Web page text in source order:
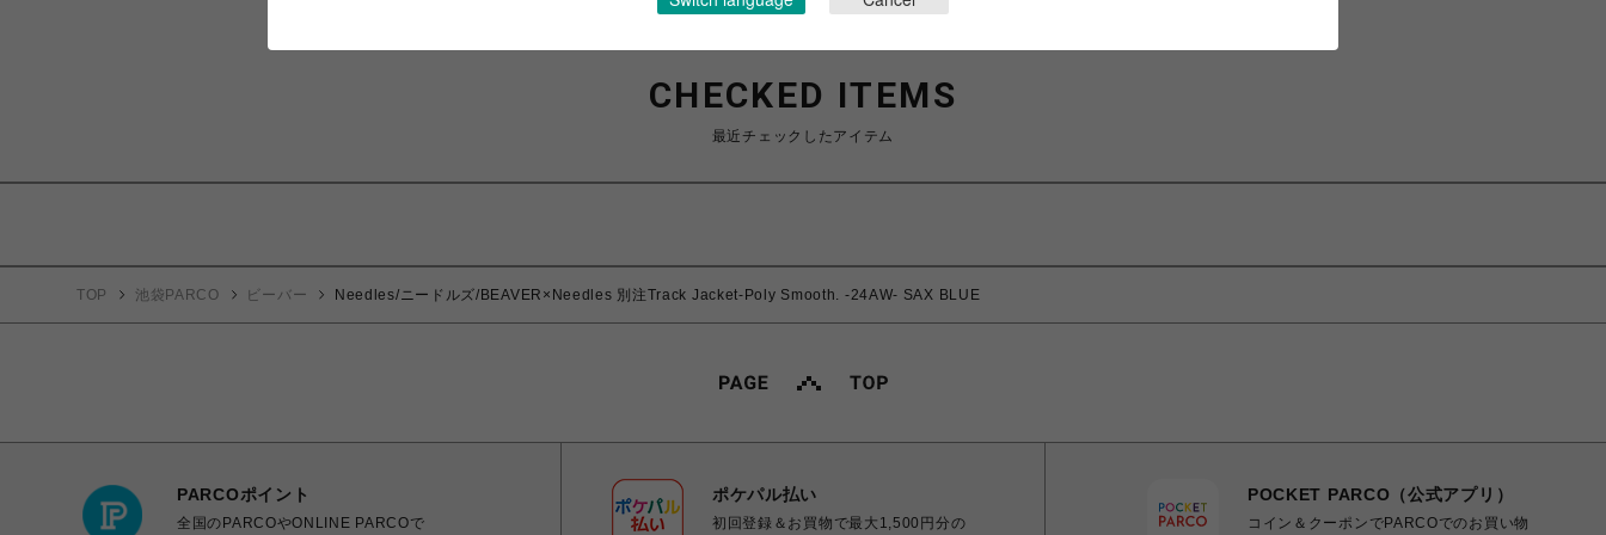
CHECKED ITEMS
最近チェックしたアイテム
TOP 池袋PARCO ビーバー Needles/ニードルズ/BEAVER×Needles 別注Track Jacket-Poly Smooth. -24AW- SAX BLUE
PARCOポイント
全国のPARCOやONLINE PARCOで
ポケパル払い
初回登録＆お買物で最大1,500円分の
POCKET PARCO（公式アプリ）
コイン＆クーポンでPARCOでのお買い物